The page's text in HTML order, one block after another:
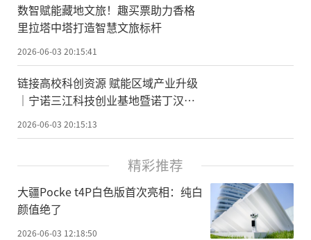
数智赋能藏地文旅！趣买票助力香格
里拉塔中塔打造智慧文旅标杆
2026-06-03 20:15:41
链接高校科创资源 赋能区域产业升级
｜宁诺三江科技创业基地暨诺丁汉大
2026-06-03 20:15:13
精彩推荐
大疆Pocke t4P白色版首次亮相：纯白
颜值绝了
2026-06-03 12:18:50